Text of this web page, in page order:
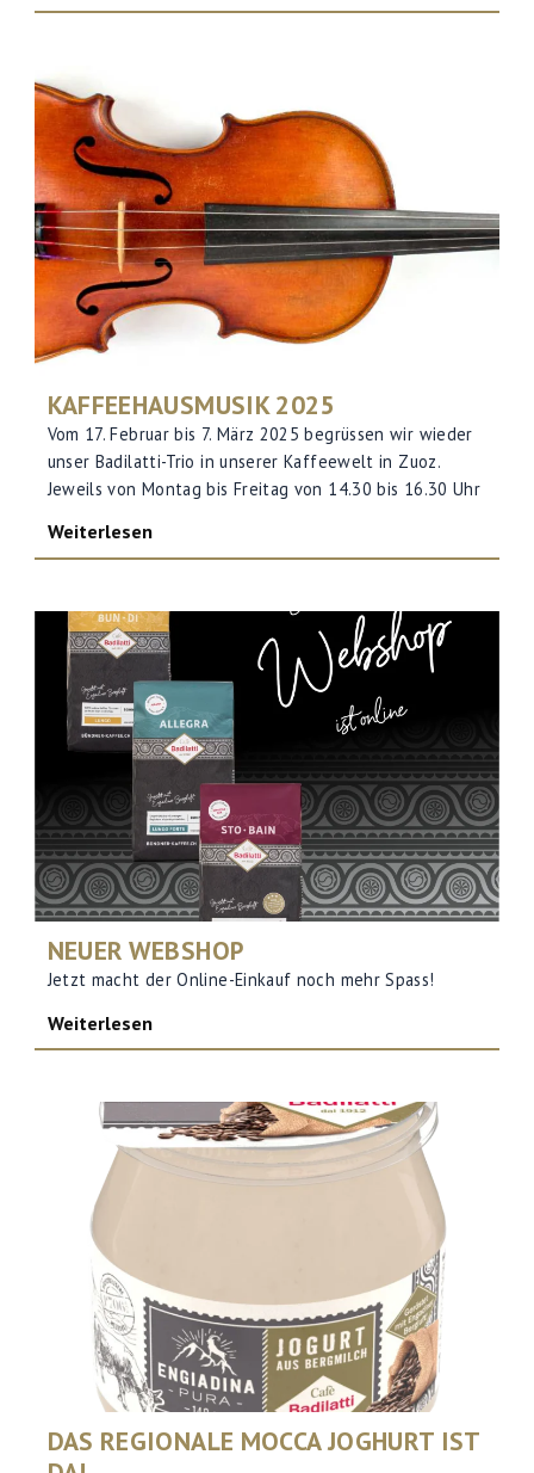
KAFFEEHAUSMUSIK 2025
Vom 17. Februar bis 7. März 2025 begrüssen wir wieder
unser Badilatti-Trio in unserer Kaffeewelt in Zuoz.
Jeweils von Montag bis Freitag von 14.30 bis 16.30 Uhr
Weiterlesen
NEUER WEBSHOP
Jetzt macht der Online-Einkauf noch mehr Spass!
Weiterlesen
DAS REGIONALE MOCCA JOGHURT IST